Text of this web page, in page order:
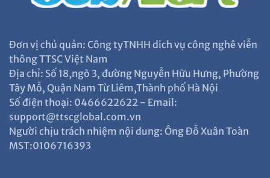
Đơn vị chủ quản: Công tyTNHH dich vụ công nghê viễn
thông TTSC Việt Nam
Địa chỉ: Số 18,ngõ 3, đường Nguyễn Hữu Hưng, Phường
Tây Mỗ, Quận Nam Từ Liêm,Thành phố Hà Nội
Số điện thoại: 0466622622 - Email:
support@ttscglobal.com.vn
Người chịu trách nhiệm nội dung: Ông Đỗ Xuân Toàn
MST:0106716393